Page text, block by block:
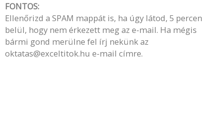
FONTOS:
Ellenőrizd a SPAM mappát is, ha úgy látod, 5 percen
belül, hogy nem érkezett meg az e-mail. Ha mégis
bármi gond merülne fel írj nekünk az
oktatas@exceltitok.hu e-mail címre.